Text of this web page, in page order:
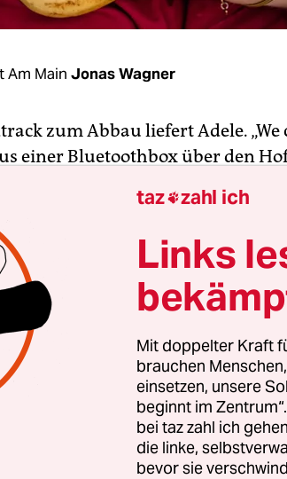
Am Main Jonas Wagner
zum Abbau liefert Adele. „We
einer Bluetoothbox über den
einige Hel­fe­r:in­nen bereits
Biertische und tragen benutztes
im Sommer und vor
Ada-Kantine nach zwei Stunden
Samstag, Sonntag und
zeigt sich nicht nur an den
ist keine herkömmliche
im eigentlichen Sinne,
Angestellten eines
für alle. Und zwar kostenlos.
taz zahl ich
Links
Mit doppelter Kraft
brauchen
einsetzen, unsere
beginnt im
bei taz zahl ich
die linke,
bevor sie